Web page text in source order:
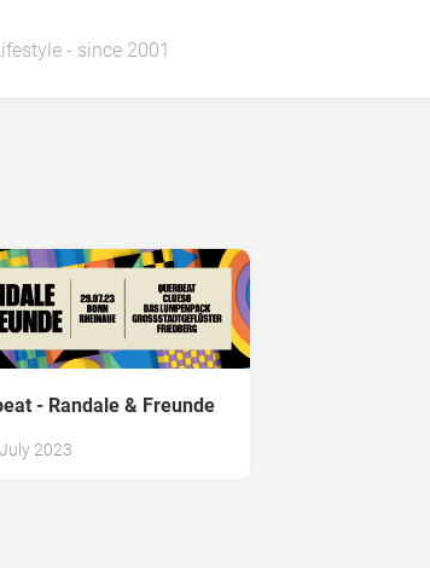
- since 2001
- Randale & Freunde
2023